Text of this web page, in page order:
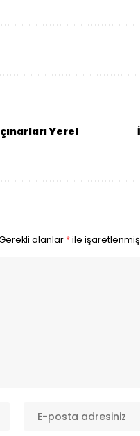
Yerel
alanlar *ile